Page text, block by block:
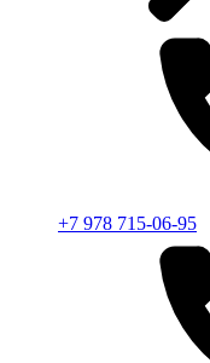
+7 978 715-06-95